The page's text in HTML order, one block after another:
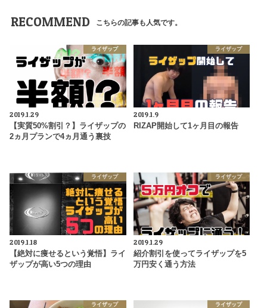
RECOMMEND こちらの記事も人気です。
ライザップ
2019.1.29
【実質50%割引？】ライザップの
2ヵ月プランで4ヵ月通う裏技
ライザップ
2019.1.9
RIZAP開始して1ヶ月目の報告
ライザップ
2019.1.18
【絶対に痩せるという覚悟】ライ
ザップが高い5つの理由
ライザップ
2019.1.29
紹介割引を使ってライザップを5
万円安く通う方法
ライザップ ライザップ